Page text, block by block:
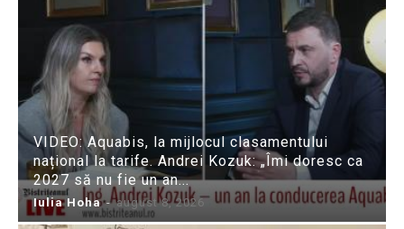
VIDEO: Aquabis, la mijlocul clasamentului
național la tarife. Andrei Kozuk: „Îmi doresc ca
2027 să nu fie un an...
Iulia Hoha - august 8, 2026